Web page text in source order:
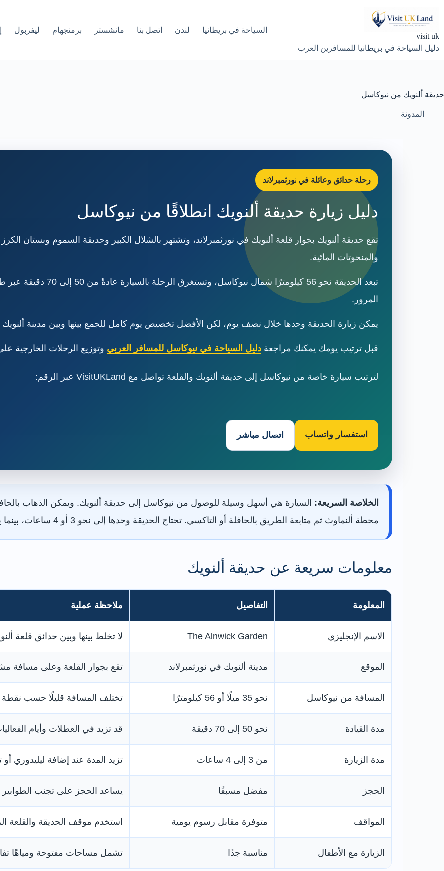
المحتوى
visit uk
دليل السياحة في بريطانيا للمسافرين العرب
السياحة في بريطانيا لندن اتصل بنا مانشستر برمنجهام ليفربول
حديقة ألنويك من نيوكاسل
المدونة
رحلة حدائق وعائلة في نورثمبرلاند
دليل زيارة حديقة ألنويك انطلاقًا من نيوكاسل
تقع حديقة ألنويك بجوار قلعة ألنويك في نورثمبرلاند، وتشتهر بالشلال الكبير وحديقة السموم وبستان
والمنحوتات المائية.
المرور.
يمكن زيارة الحديقة وحدها خلال نصف يوم، لكن الأفضل تخصيص يوم كامل للجمع بينها وبين مدينة ألنويك
قبل ترتيب يومك يمكنك مراجعة دليل السياحة في نيوكاسل للمسافر العربي وتوزيع الرحلات الخارجية على
لترتيب سيارة خاصة من نيوكاسل إلى حديقة ألنويك والقلعة تواصل مع VisitUKLand عبر الرقم:
استفسار واتساب اتصال مباشر
الخلاصة السريعة: السيارة هي أسهل وسيلة للوصول من نيوكاسل إلى حديقة ألنويك. ويمكن الذهاب
محطة ألنماوث ثم متابعة الطريق بالحافلة أو التاكسي. تحتاج الحديقة وحدها إلى نحو 3 أو 4 ساعات، بينما يحتاج الجمع بينها وبين القلعة إلى يوم كامل.
معلومات سريعة عن حديقة ألنويك
المعلومة التفاصيل ملاحظة عملية
الاسم الإنجليزي The Alnwick Garden لا تخلط بينها وبين حدائق قلعة
الموقع مدينة ألنويك في نورثمبرلاند تقع بجوار القلعة وعلى مسافة
المسافة من نيوكاسل نحو 35 ميلًا أو 56 كيلومترًا تختلف المسافة قليلًا حسب نقطة
مدة القيادة نحو 50 إلى 70 دقيقة قد تزيد في العطلات وأيام
مدة الزيارة من 3 إلى 4 ساعات تزيد المدة عند إضافة ليليدوري أو
الحجز مفضل مسبقًا يساعد الحجز على تجنب الطوابير
المواقف متوفرة مقابل رسوم يومية استخدم موقف الحديقة والقلعة
الزيارة مع الأطفال مناسبة جدًا تشمل مساحات مفتوحة ومياهًا